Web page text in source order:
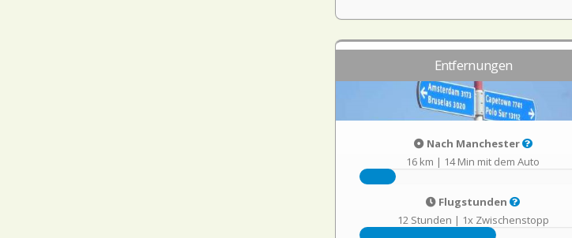
Entfernungen
Nach Manchester
16 km | 14 Min mit dem Auto
Flugstunden
12 Stunden | 1x Zwischenstopp